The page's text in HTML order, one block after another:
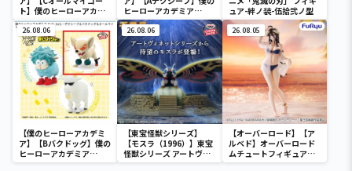
ト】僕のヒーローアカデ
ミア Fluffy Puffy～デク
シープ＆バクドッグ＆オ
ールマイゴート～
ヒーローアカデミア
Fluffy Puffy～デクシー
プ＆バクドッグ＆オール
マイゴート～
ュア-絆ノ装-伍拾弐ノ型
26.08.06
【僕のヒーローアカデミ
ア】【Bバクドッグ】僕の
ヒーローアカデミア
Fluffy Puffy～デクシー
26.08.06
【東宝怪獣シリーズ】
【モスラ（1996）】東宝
怪獣シリーズ アートヴィ
ネット モスラ（1996）
26.08.05
【オーバーロード】【ア
ルベド】オーバーロード
ムチュートフィギュアー
アルベド・aqua ver.ー